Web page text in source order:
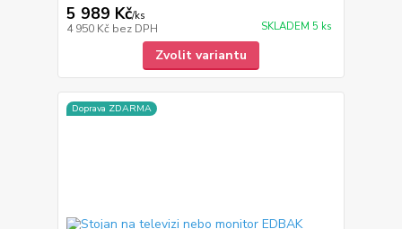
5 989 Kč/ks
4 950 Kč bez DPH SKLADEM 5 ks
Zvolit variantu
Doprava ZDARMA